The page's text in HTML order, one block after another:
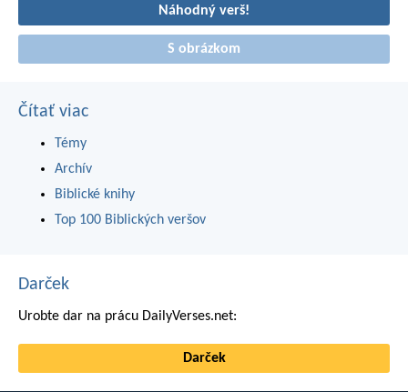
Náhodný verš!
S obrázkom
Čítať viac
Témy
Archív
Biblické knihy
Top 100 Biblických veršov
Darček
Urobte dar na prácu DailyVerses.net:
Darček